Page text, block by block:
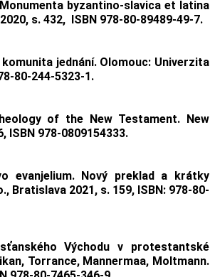
byzantino-slavica et latina
s. 432, ISBN 978-80-89489-49-7.
jednání. Olomouc: Univerzita
80-244-5323-1.
of the New Testament. New
ISBN 978-0809154333.
evanjelium. Nový preklad a krátky
Bratislava 2021, s. 159, ISBN: 978-80-
Východu v protestantské
Torrance, Mannermaa, Moltmann.